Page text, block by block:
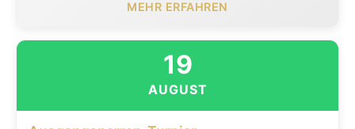
MEHR ERFAHREN
19
AUGUST